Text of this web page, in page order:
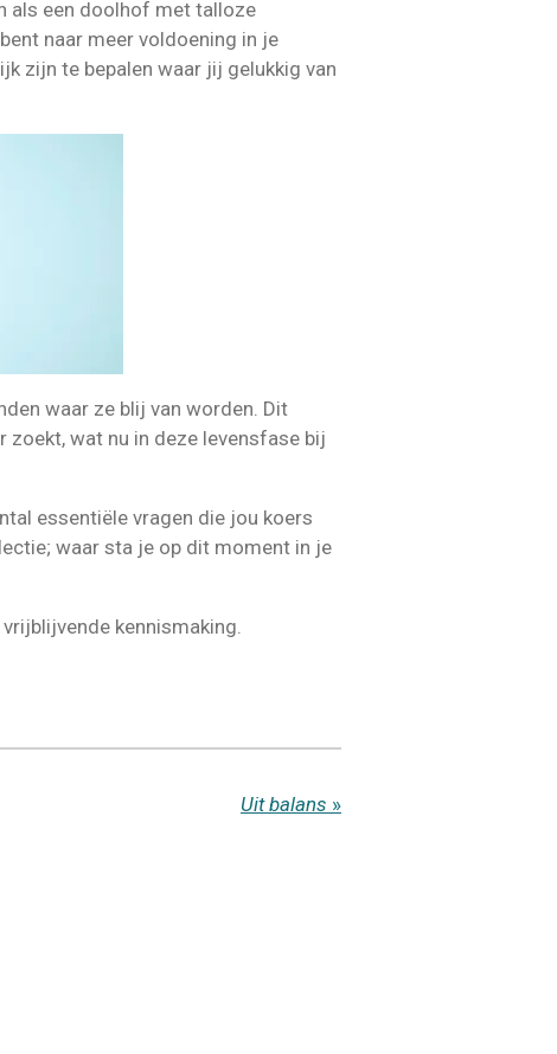
als een doolhof met talloze
naar meer voldoening in je
zijn te bepalen waar jij gelukkig van
waar ze blij van worden. Dit
wat nu in deze levensfase bij
essentiële vragen die jou koers
waar sta je op dit moment in je
kennismaking.
Uit balans »